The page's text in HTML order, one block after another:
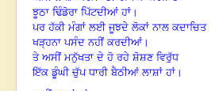
ਝੂਠਾ ਢਿੰਡੋਰਾ ਪਿੱਟਦੀਆਂ ਹਾਂ।
ਪਰ ਹੱਕੀ ਮੰਗਾਂ ਲਈ ਜੂਝਦੇ ਲੋਕਾਂ ਨਾਲ ਕਦਾਚਿਤ
ਖੜ੍ਹਨਾ ਪਸੰਦ ਨਹੀਂ ਕਰਦੀਆਂ।
ਤੇ ਅਸੀਂ ਮਨੁੱਖਤਾ ਦੇ ਹੋ ਰਹੇ ਸ਼ੋਸ਼ਣ ਵਿਰੁੱਧ
ਇੱਕ ਡੂੰਘੀ ਚੁੱਪ ਧਾਰੀ ਬੈਠੀਆਂ ਲਾਸ਼ਾਂ ਹਾਂ।